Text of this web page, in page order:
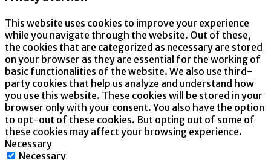
This website uses cookies to improve your experience
while you navigate through the website. Out of these,
the cookies that are categorized as necessary are stored
on your browser as they are essential for the working of
basic functionalities of the website. We also use third-
party cookies that help us analyze and understand how
you use this website. These cookies will be stored in your
browser only with your consent. You also have the option
to opt-out of these cookies. But opting out of some of
these cookies may affect your browsing experience.
Necessary
Necessary